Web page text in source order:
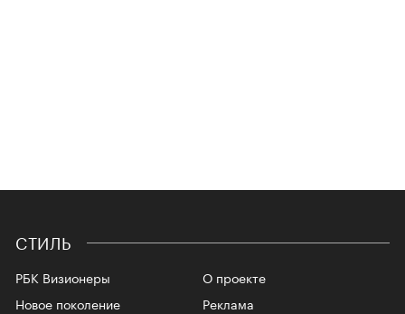
СТИЛЬ
РБК Визионеры
Новое поколение
О проекте
Реклама